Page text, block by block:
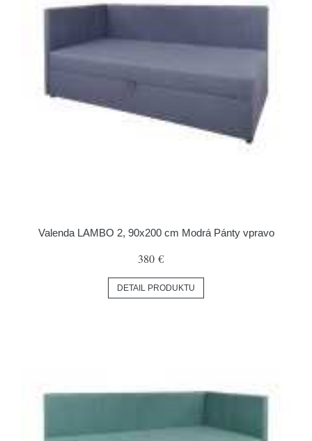
Valenda LAMBO 2, 90x200 cm Modrá Pánty vpravo
380 €
DETAIL PRODUKTU